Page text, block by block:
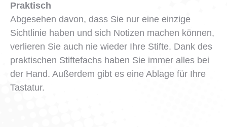
Praktisch
Abgesehen davon, dass Sie nur eine einzige
Sichtlinie haben und sich Notizen machen können,
verlieren Sie auch nie wieder Ihre Stifte. Dank des
praktischen Stiftefachs haben Sie immer alles bei
der Hand. Außerdem gibt es eine Ablage für Ihre
Tastatur.